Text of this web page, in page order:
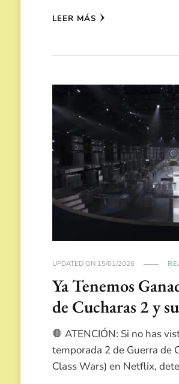
LEER MÁS
UPDATED ON 15/01/2026
Ya Tenemos
de Cucharas 2 y
🛑 ATENCIÓN: Si no has
temporada 2 de Guerra de
Class Wars) en Netflix,